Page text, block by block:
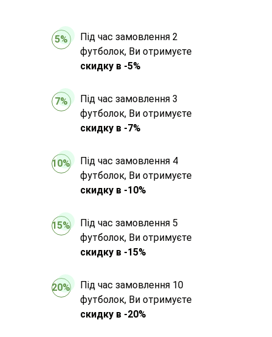
5%
Під час замовлення 2
футболок, Ви отримуєте
скидку в -5%
7%
Під час замовлення 3
футболок, Ви отримуєте
скидку в -7%
10%
Під час замовлення 4
футболок, Ви отримуєте
скидку в -10%
15%
Під час замовлення 5
футболок, Ви отримуєте
скидку в -15%
20%
Під час замовлення 10
футболок, Ви отримуєте
скидку в -20%